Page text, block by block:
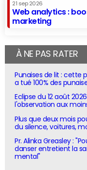
21 sep 2026
Web analytics :
marketing
À NE PAS RATER
Punaises de lit : cette
a tué 100% des
Eclipse du 12 août
l'observation aux
Plus que deux mois
du silence, voitures,
Pr. Alinka Greasley :
danser entretient la
mental"